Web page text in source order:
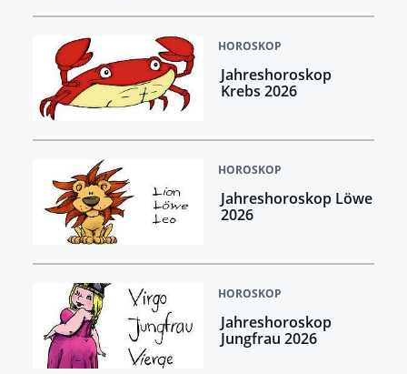
HOROSKOP
Jahreshoroskop
Krebs 2026
HOROSKOP
Jahreshoroskop Löwe
2026
HOROSKOP
Jahreshoroskop
Jungfrau 2026